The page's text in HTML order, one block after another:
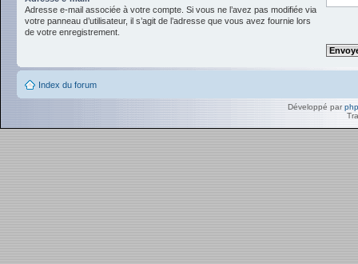
Adresse e-mail associée à votre compte. Si vous ne l’avez pas modifiée via
votre panneau d’utilisateur, il s’agit de l’adresse que vous avez fournie lors
de votre enregistrement.
Index du forum
Développé par